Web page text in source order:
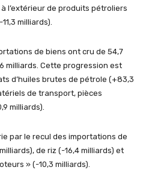
l’extérieur de produits pétroliers
milliards).
de biens ont cru de 54,7
milliards. Cette progression est
d’huiles brutes de pétrole (+83,3
de transport, pièces
milliards).
par le recul des importations de
de riz (-16,4 milliards) et
» (-10,3 milliards).